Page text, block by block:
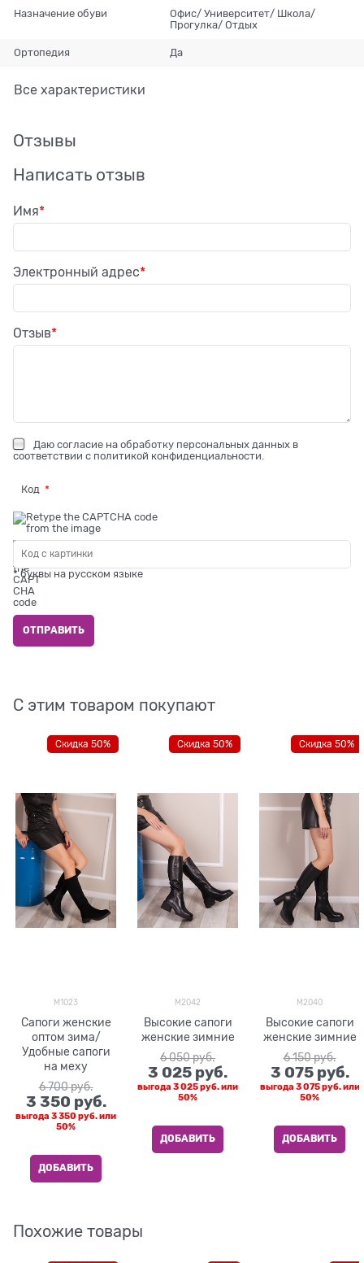
Назначение обуви
Офис/ Университет/ Школа/
Прогулка/ Отдых
Ортопедия Да
Все характеристики
Отзывы
Написать отзыв
Имя
Электронный адрес
Отзыв
Даю согласие на обработку персональных данных в
соответствии с политикой конфиденциальности
Код
* буквы на русском языке
С этим товаром покупают
M1023
Скидка 50%
Сапоги женские
оптом зима/
Удобные сапоги
на меху
6 700 руб.
3 350 руб.
выгода 3 350 руб.или
50%
ДОБАВИТЬ
M2042
Скидка 50%
Высокие сапоги
женские зимние
6 050 руб.
3 025 руб.
выгода 3 025 руб.или
50%
ДОБАВИТЬ
M2040
Скидка 50%
Высокие сапоги
женские зимние
6 150 руб.
3 075 руб.
выгода 3 075 руб.или
50%
ДОБАВИТЬ
Похожие товары